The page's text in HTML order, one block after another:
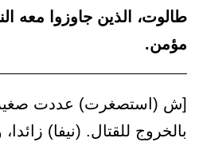
طالوت، الذين جاوزوا معه
مؤمن.
[ش (استصغرت) عددت
بالخروج للقتال. (نيفا)